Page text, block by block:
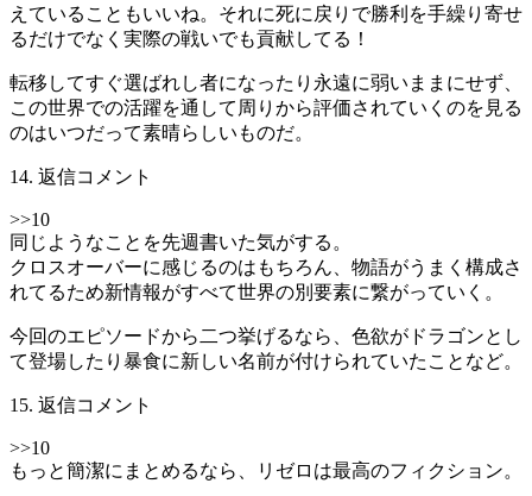
えていることもいいね。それに死に戻りで勝利を手繰り寄せ
るだけでなく実際の戦いでも貢献してる！
転移してすぐ選ばれし者になったり永遠に弱いままにせず、
この世界での活躍を通して周りから評価されていくのを見る
のはいつだって素晴らしいものだ。
14. 返信コメント
>>10
同じようなことを先週書いた気がする。
クロスオーバーに感じるのはもちろん、物語がうまく構成さ
れてるため新情報がすべて世界の別要素に繋がっていく。
今回のエピソードから二つ挙げるなら、色欲がドラゴンとし
て登場したり暴食に新しい名前が付けられていたことなど。
15. 返信コメント
>>10
もっと簡潔にまとめるなら、リゼロは最高のフィクション。